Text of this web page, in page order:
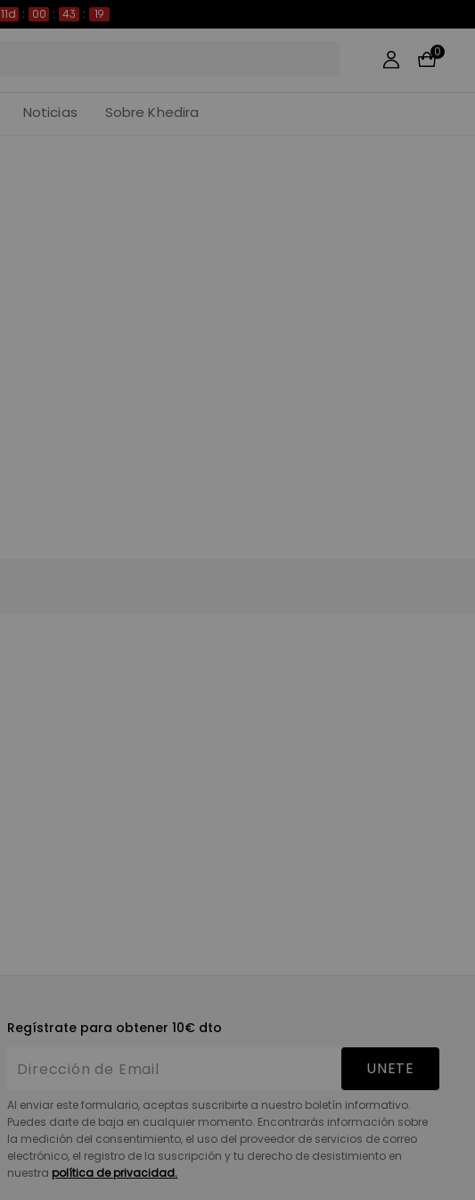
11d : 00 : 43 : 19
0
Noticias Sobre Khedira
Regístrate para obtener 10€ dto
UNETE
Al enviar este formulario, aceptas suscribirte a nuestro boletín informativo.
Puedes darte de baja en cualquier momento. Encontrarás información sobre
la medición del consentimiento, el uso del proveedor de servicios de correo
electrónico, el registro de la suscripción y tu derecho de desistimiento en
nuestra política de privacidad.